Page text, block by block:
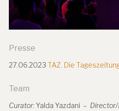
Presse
27.06.2023 TAZ. Die
Team
Curator:Yalda Yazdani –